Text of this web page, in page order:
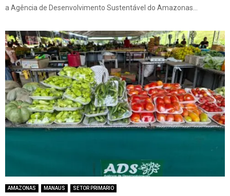
a Agência de Desenvolvimento Sustentável do Amazonas...
AMAZONAS MANAUS SETOR PRIMARIO